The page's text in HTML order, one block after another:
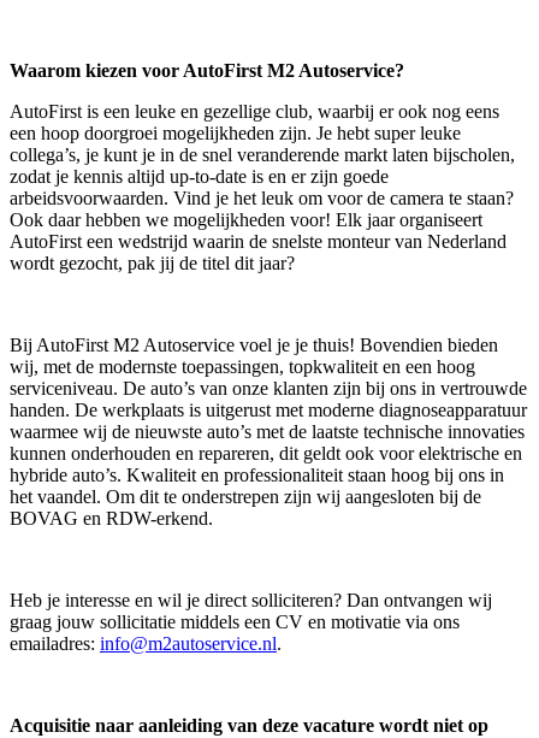
Waarom kiezen voor AutoFirst M2 Autoservice?
AutoFirst is een leuke en gezellige club, waarbij er ook nog eens
een hoop doorgroei mogelijkheden zijn. Je hebt super leuke
collega’s, je kunt je in de snel veranderende markt laten bijscholen,
zodat je kennis altijd up-to-date is en er zijn goede
arbeidsvoorwaarden. Vind je het leuk om voor de camera te staan?
Ook daar hebben we mogelijkheden voor! Elk jaar organiseert
AutoFirst een wedstrijd waarin de snelste monteur van Nederland
wordt gezocht, pak jij de titel dit jaar?
Bij AutoFirst M2 Autoservice voel je je thuis! Bovendien bieden
wij, met de modernste toepassingen, topkwaliteit en een hoog
serviceniveau. De auto’s van onze klanten zijn bij ons in vertrouwde
handen. De werkplaats is uitgerust met moderne diagnoseapparatuur
waarmee wij de nieuwste auto’s met de laatste technische innovaties
kunnen onderhouden en repareren, dit geldt ook voor elektrische en
hybride auto’s. Kwaliteit en professionaliteit staan hoog bij ons in
het vaandel. Om dit te onderstrepen zijn wij aangesloten bij de
BOVAG en RDW-erkend.
Heb je interesse en wil je direct solliciteren? Dan ontvangen wij
graag jouw sollicitatie middels een CV en motivatie via ons
emailadres: info@m2autoservice.nl.
Acquisitie naar aanleiding van deze vacature wordt niet op